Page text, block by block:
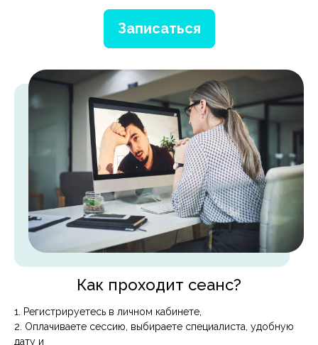
Записаться
Как проходит сеанс?
1. Регистрируетесь в личном кабинете,
2. Оплачиваете сессию, выбираете специалиста, удобную
дату и